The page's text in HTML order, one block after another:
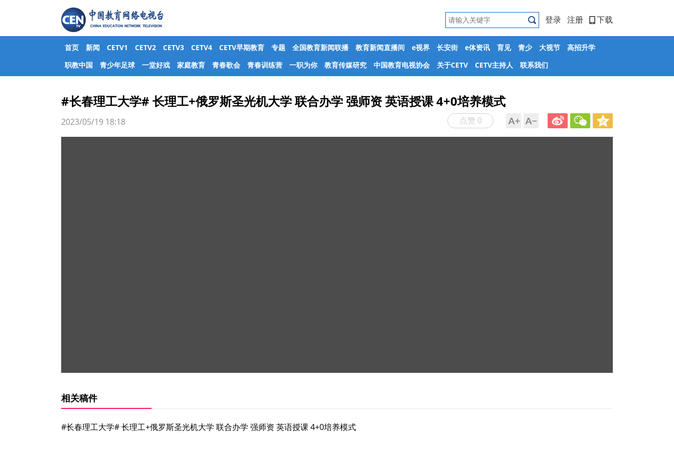
登录 注册 下载
首页 新闻 CETV1 CETV2 CETV3 CETV4 CETV早期教育 专题 全国教育新闻联播 教育新闻直播间 e视界 长安街 e体资讯 育见 青少 大视节
高招升学
职教中国
青少年足球 一堂好戏 家庭教育 青春歌会 青春训练营 一职为你 教育传媒研究 中国教育电视协会 关于CETV CETV主持人 联系我们
#长春理工大学# 长理工+俄罗斯圣光机大学 联合办学 强师资 英语授课 4+0培养模式
点赞 0
2023/05/19 18:18
相关稿件
#长春理工大学# 长理工+俄罗斯圣光机大学 联合办学 强师资 英语授课 4+0培养模式